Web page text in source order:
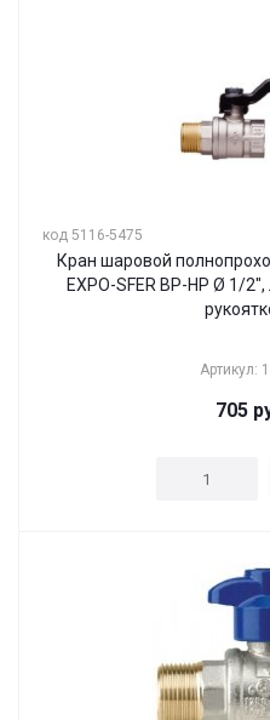
код 5116-5475
Кран шаровой
EXPO-SFER ВР-НР Ø 1/
Артикул:
705